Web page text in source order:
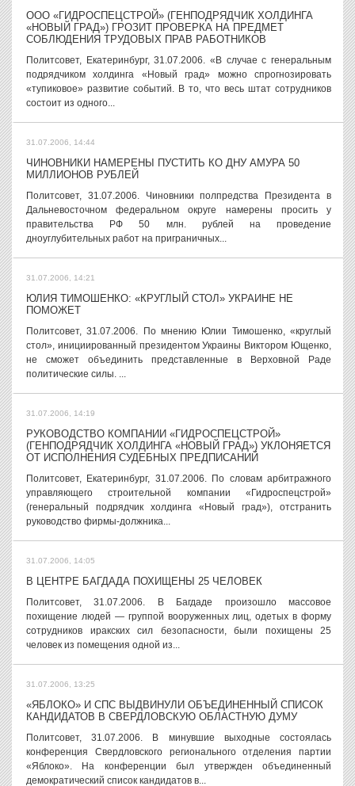
ООО «ГИДРОСПЕЦСТРОЙ» (ГЕНПОДРЯДЧИК ХОЛДИНГА
«НОВЫЙ ГРАД») ГРОЗИТ ПРОВЕРКА НА ПРЕДМЕТ
СОБЛЮДЕНИЯ ТРУДОВЫХ ПРАВ РАБОТНИКОВ
Политсовет, Екатеринбург, 31.07.2006. «В случае с генеральным
подрядчиком холдинга «Новый град» можно спрогнозировать
«тупиковое» развитие событий. В то, что весь штат сотрудников
состоит из одного...
31.07.2006, 14:44
ЧИНОВНИКИ НАМЕРЕНЫ ПУСТИТЬ КО ДНУ АМУРА 50
МИЛЛИОНОВ РУБЛЕЙ
Политсовет, 31.07.2006. Чиновники полпредства Президента в
Дальневосточном федеральном округе намерены просить у
правительства РФ 50 млн. рублей на проведение
дноуглубительных работ на приграничных...
31.07.2006, 14:21
ЮЛИЯ ТИМОШЕНКО: «КРУГЛЫЙ СТОЛ» УКРАИНЕ НЕ
ПОМОЖЕТ
Политсовет, 31.07.2006. По мнению Юлии Тимошенко, «круглый
стол», инициированный президентом Украины Виктором Ющенко,
не сможет объединить представленные в Верховной Раде
политические силы. ...
31.07.2006, 14:19
РУКОВОДСТВО КОМПАНИИ «ГИДРОСПЕЦСТРОЙ»
(ГЕНПОДРЯДЧИК ХОЛДИНГА «НОВЫЙ ГРАД») УКЛОНЯЕТСЯ
ОТ ИСПОЛНЕНИЯ СУДЕБНЫХ ПРЕДПИСАНИЙ
Политсовет, Екатеринбург, 31.07.2006. По словам арбитражного
управляющего строительной компании «Гидроспецстрой»
(генеральный подрядчик холдинга «Новый град»), отстранить
руководство фирмы-должника...
31.07.2006, 14:05
В ЦЕНТРЕ БАГДАДА ПОХИЩЕНЫ 25 ЧЕЛОВЕК
Политсовет, 31.07.2006. В Багдаде произошло массовое
похищение людей — группой вооруженных лиц, одетых в форму
сотрудников иракских сил безопасности, были похищены 25
человек из помещения одной из...
31.07.2006, 13:25
«ЯБЛОКО» И СПС ВЫДВИНУЛИ ОБЪЕДИНЕННЫЙ СПИСОК
КАНДИДАТОВ В СВЕРДЛОВСКУЮ ОБЛАСТНУЮ ДУМУ
Политсовет, 31.07.2006. В минувшие выходные состоялась
конференция Свердловского регионального отделения партии
«Яблоко». На конференции был утвержден объединенный
демократический список кандидатов в...